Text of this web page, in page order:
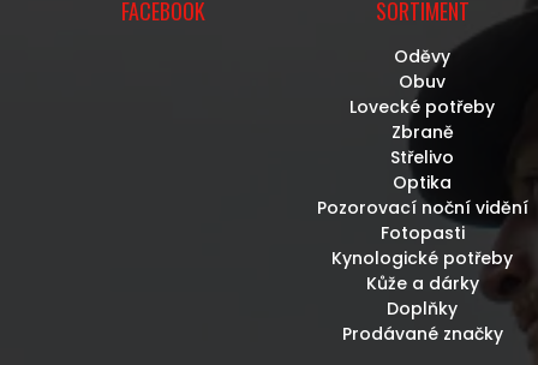
FACEBOOK SORTIMENT
Oděvy
Obuv
Lovecké potřeby
Zbraně
Střelivo
Optika
Pozorovací noční vidění
Fotopasti
Kynologické potřeby
Kůže a dárky
Doplňky
Prodávané značky